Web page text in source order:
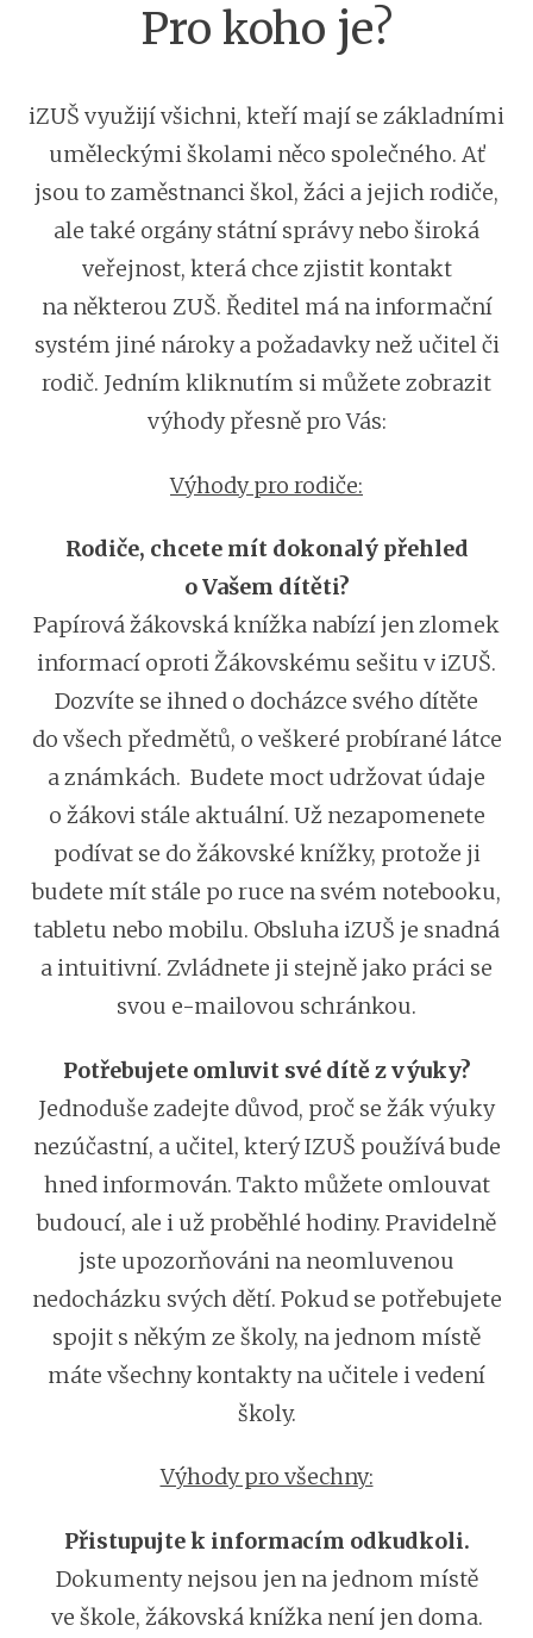
Pro koho je?
iZUŠ využijí všichni, kteří mají se základními
uměleckými školami něco společného. Ať
jsou to zaměstnanci škol, žáci a jejich rodiče,
ale také orgány státní správy nebo široká
veřejnost, která chce zjistit kontakt
na některou ZUŠ. Ředitel má na informační
systém jiné nároky a požadavky než učitel či
rodič. Jedním kliknutím si můžete zobrazit
výhody přesně pro Vás:
Výhody pro rodiče:
Rodiče, chcete mít dokonalý přehled
o Vašem dítěti?
Papírová žákovská knížka nabízí jen zlomek
informací oproti Žákovskému sešitu v iZUŠ.
Dozvíte se ihned o docházce svého dítěte
do všech předmětů, o veškeré probírané látce
a známkách. Budete moct udržovat údaje
o žákovi stále aktuální. Už nezapomenete
podívat se do žákovské knížky, protože ji
budete mít stále po ruce na svém notebooku,
tabletu nebo mobilu. Obsluha iZUŠ je snadná
a intuitivní. Zvládnete ji stejně jako práci se
svou e-mailovou schránkou.
Potřebujete omluvit své dítě z výuky?
Jednoduše zadejte důvod, proč se žák výuky
nezúčastní, a učitel, který IZUŠ používá bude
hned informován. Takto můžete omlouvat
budoucí, ale i už proběhlé hodiny. Pravidelně
jste upozorňováni na neomluvenou
nedocházku svých dětí. Pokud se potřebujete
spojit s někým ze školy, na jednom místě
máte všechny kontakty na učitele i vedení
školy.
Výhody pro všechny:
Přistupujte k informacím odkudkoli.
Dokumenty nejsou jen na jednom místě
ve škole, žákovská knížka není jen doma.